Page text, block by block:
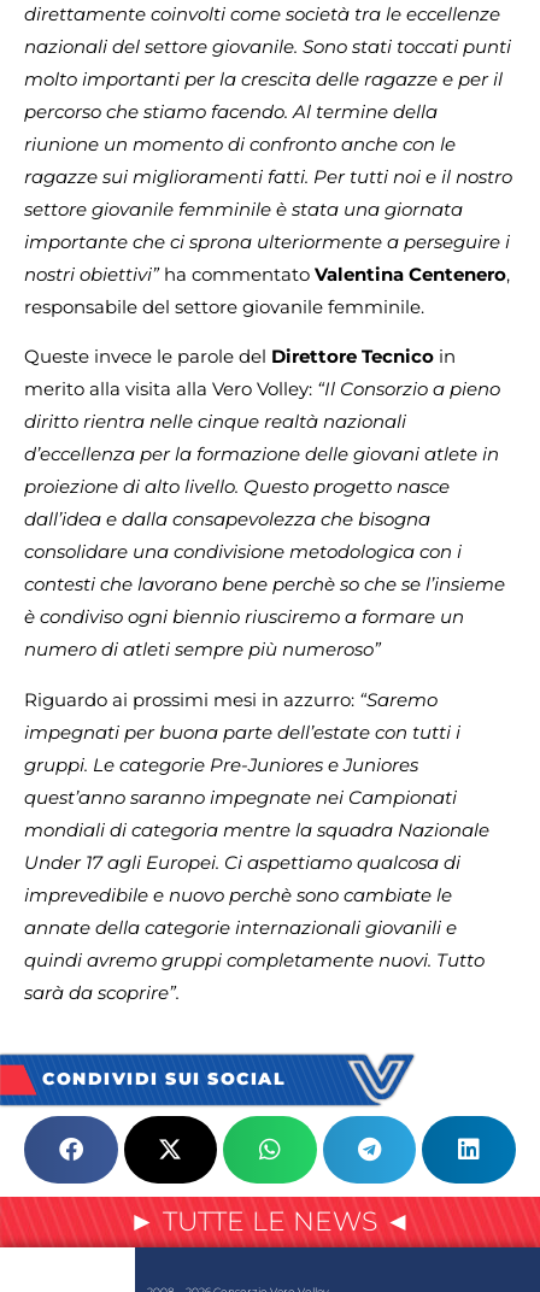
direttamente coinvolti come società tra le eccellenze
nazionali del settore giovanile. Sono stati toccati punti
molto importanti per la crescita delle ragazze e per il
percorso che stiamo facendo. Al termine della
riunione un momento di confronto anche con le
ragazze sui miglioramenti fatti. Per tutti noi e il nostro
settore giovanile femminile è stata una giornata
importante che ci sprona ulteriormente a perseguire i
nostri obiettivi”ha commentato Valentina Centenero,
responsabile del settore giovanile femminile.
Queste invece le parole del Direttore Tecnico in
merito alla visita alla Vero Volley: “Il Consorzio a pieno
diritto rientra nelle cinque realtà nazionali
d’eccellenza per la formazione delle giovani atlete in
proiezione di alto livello. Questo progetto nasce
dall’idea e dalla consapevolezza che bisogna
consolidare una condivisione metodologica con i
contesti che lavorano bene perchè so che se l’insieme
è condiviso ogni biennio riusciremo a formare un
numero di atleti sempre più numeroso”
Riguardo ai prossimi mesi in azzurro: “Saremo
impegnati per buona parte dell’estate con tutti i
gruppi. Le categorie Pre-Juniores e Juniores
quest’anno saranno impegnate nei Campionati
mondiali di categoria mentre la squadra Nazionale
Under 17 agli Europei. Ci aspettiamo qualcosa di
imprevedibile e nuovo perchè sono cambiate le
annate della categorie internazionali giovanili e
quindi avremo gruppi completamente nuovi. Tutto
sarà da scoprire”.
CONDIVIDI SUI SOCIAL
► TUTTE LE NEWS ◄